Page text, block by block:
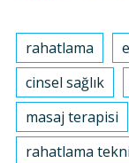
rahatlama
cinsel sağlık
masaj terapisi
rahatlama